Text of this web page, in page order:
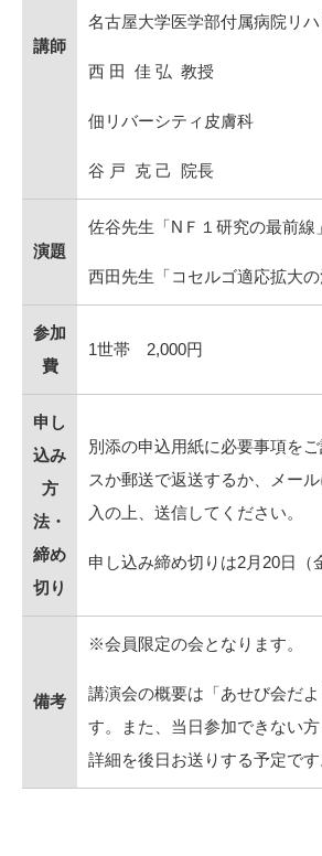
講師
名古屋大学医学部付属病院リ
西 田 佳 弘 教授
佃リバーシティ皮膚科
谷 戸 克 己 院長
演題
佐谷先生「NＦ１研究の最前線」
西田先生「コセルゴ適応拡大の
参加
費
1世帯 2,000円
申し
込み
方
法・
締め
切り
別添の申込用紙に必要事項を
スか郵送で返送するか、メー
入の上、送信してください。
申し込み締め切りは2月20日（
備考
※会員限定の会となります。
講演会の概要は「あせび会だ
す。また、当日参加できない
詳細を後日お送りする予定です